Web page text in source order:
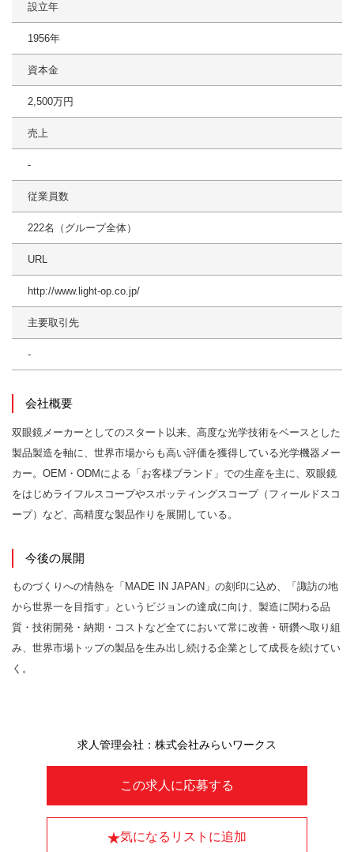
設立年
1956年
資本金
2,500万円
売上
-
従業員数
222名（グループ全体）
URL
http://www.light-op.co.jp/
主要取引先
-
会社概要
双眼鏡メーカーとしてのスタート以来、高度な光学技術をベースとした
製品製造を軸に、世界市場からも高い評価を獲得している光学機器メー
カー。OEM・ODMによる「お客様ブランド」での生産を主に、双眼鏡
をはじめライフルスコープやスポッティングスコープ（フィールドスコ
ープ）など、高精度な製品作りを展開している。
今後の展開
ものづくりへの情熱を「MADE IN JAPAN」の刻印に込め、「諏訪の地
から世界一を目指す」というビジョンの達成に向け、製造に関わる品
質・技術開発・納期・コストなど全てにおいて常に改善・研鑽へ取り組
み、世界市場トップの製品を生み出し続ける企業として成長を続けてい
く。
この求人に応募する
気になるリストに追加
求人管理会社：株式会社みらいワークス